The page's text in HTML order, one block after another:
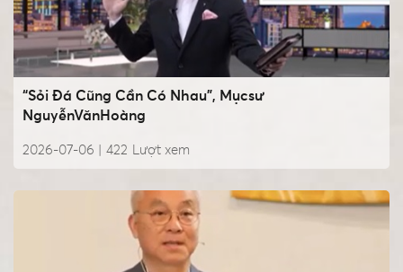
“Sỏi Đá Cũng Cần Có Nhau”, Mụcsư
NguyễnVănHoàng
2026-07-06 | Lượt xem
422